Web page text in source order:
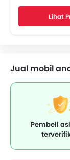
Radio AM/
Speaker
Automatic
Power
Power
Lampu Pengingat
Adjustable
Headrest
Arm Rest
Lihat
Jual mobil
Pembeli